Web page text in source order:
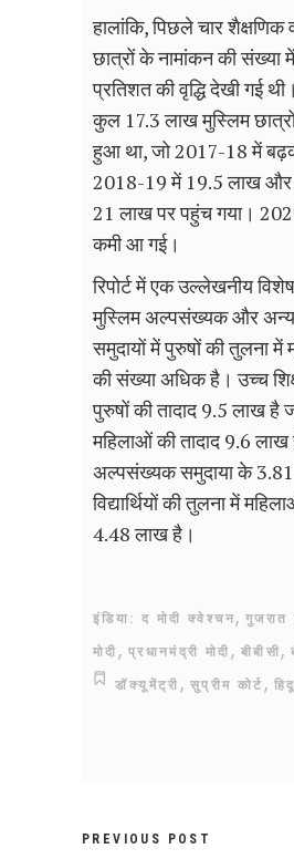
हालांकि,पिछले चार शैक्षणिक
छात्रों के नामांकन की संख्या
प्रतिशत की वृद्धि देखी गई
कुल 17.3 लाख मुस्लिम
हुआ था,जो 2017-18 में
2018-19 में 19.5 लाख
21 लाख पर पहुंच गया।
कमी आ गई।
रिपोर्ट में एक उल्लेखनीय
मुस्लिम अल्पसंख्यक और
समुदायों में पुरुषों की तुलना में
की संख्या अधिक है। उच्च
पुरुषों की तादाद 9.5 लाख है
महिलाओं की तादाद 9.6
अल्पसंख्यक समुदाया के
विद्यार्थियों की तुलना में
4.48 लाख है।
इंडिया: द मोदी क्वेश्चन, गुजरात
मोदी , प्रधानमंद्री मोदी , बीबीसी ,
डॉक्यूमेंट्री , सुप्रीम कोर्ट ,
PREVIOUS POST